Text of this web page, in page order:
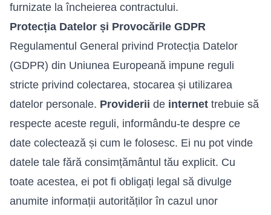
furnizate la încheierea contractului.
Protecția Datelor și Provocările GDPR
Regulamentul General privind Protecția Datelor
(GDPR) din Uniunea Europeană impune reguli
stricte privind colectarea, stocarea și utilizarea
datelor personale. Providerii de internet trebuie să
respecte aceste reguli, informându-te despre ce
date colectează și cum le folosesc. Ei nu pot vinde
datele tale fără consimțământul tău explicit. Cu
toate acestea, ei pot fi obligați legal să divulge
anumite informații autorităților în cazul unor